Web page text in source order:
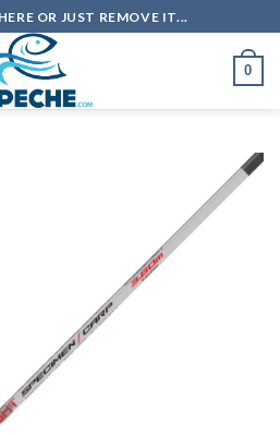
OR JUST REMOVE IT...
0